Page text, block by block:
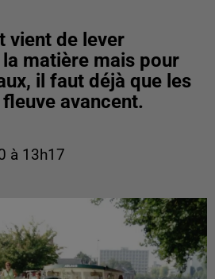
vient de lever
matière mais pour
il faut déjà que les
avancent.
à 13h17